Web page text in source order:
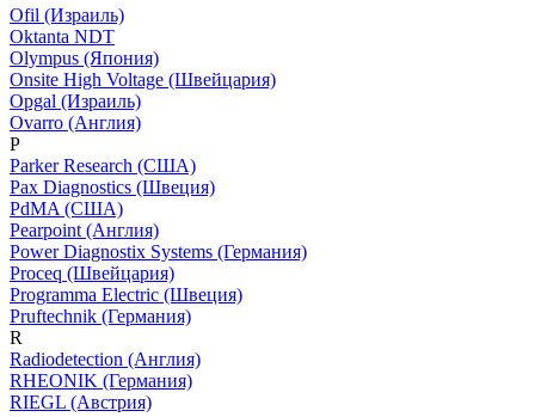
Ofil (Израиль)
Oktanta NDT
Olympus (Япония)
Onsite High Voltage (Швейцария)
Opgal (Израиль)
Ovarro (Англия)
P
Parker Research (США)
Pax Diagnostics (Швеция)
PdMA (США)
Pearpoint (Англия)
Power Diagnostix Systems (Германия)
Proceq (Швейцария)
Programma Electric (Швеция)
Pruftechnik (Германия)
R
Radiodetection (Англия)
RHEONIK (Германия)
RIEGL (Австрия)